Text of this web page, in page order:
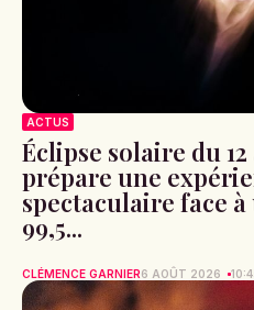
ACTUS
Éclipse solaire du
prépare une
spectaculaire face
99,5...
CLÉMENCE GARNIER6 AOÛT 2026